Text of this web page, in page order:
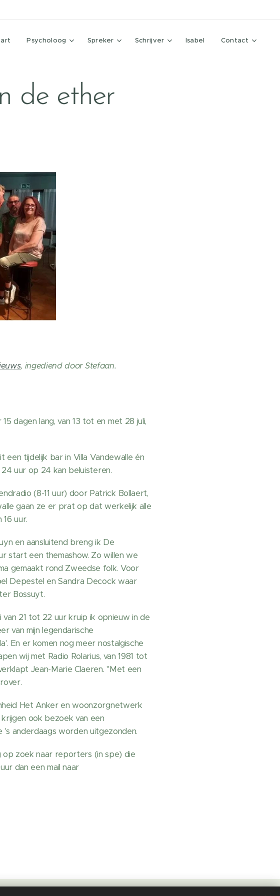
Psycholoog Spreker Schrijver Isabel Contact
de ether
, ingediend door Stefaan.
dagen lang, van 13 tot en met 28 juli,
een tijdelijk bar in Villa Vandewalle én
uur op 24 kan beluisteren.
(8-11 uur) door Patrick Bollaert,
gaan ze er prat op dat werkelijk alle
uur.
en aansluitend breng ik De
start een themashow. Zo willen we
gemaakt rond Zweedse folk. Voor
Depestel en Sandra Decock waar
Bossuyt.
21 tot 22 uur kruip ik opnieuw in de
van mijn legendarische
En er komen nog meer nostalgische
wij met Radio Rolarius, van 1981 tot
Jean-Marie Claeren. "Met een
Het Anker en woonzorgnetwerk
ook bezoek van een
's anderdaags worden uitgezonden.
op zoek naar reporters (in spe) die
dan een mail naar